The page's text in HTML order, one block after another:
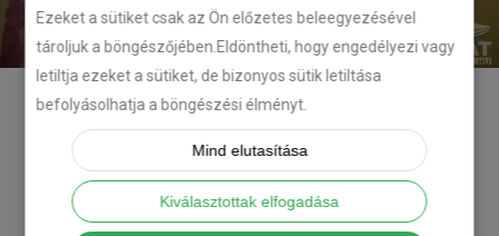
Ezeket a sütiket csak az Ön előzetes beleegyezésével
tároljuk a böngészőjében.Eldöntheti, hogy engedélyezi vagy
letiltja ezeket a sütiket, de bizonyos sütik letiltása
befolyásolhatja a böngészési élményt.
Mind elutasítása
Kiválasztottak elfogadása